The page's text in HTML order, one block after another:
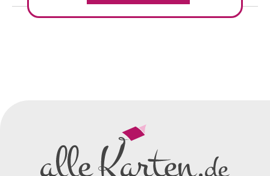
Preisangebot
Anschluss den ersten
Entwurf/Korrekturabzug
Diesen senden wir Ihnen als